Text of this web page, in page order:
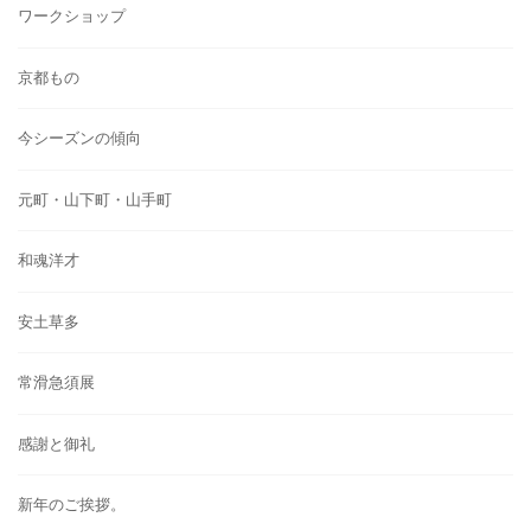
ワークショップ
京都もの
今シーズンの傾向
元町・山下町・山手町
和魂洋才
安土草多
常滑急須展
感謝と御礼
新年のご挨拶。